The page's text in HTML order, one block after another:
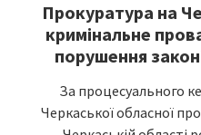
Прокуратура на
кримінальне
порушення
За процесуального
Черкаської обласної